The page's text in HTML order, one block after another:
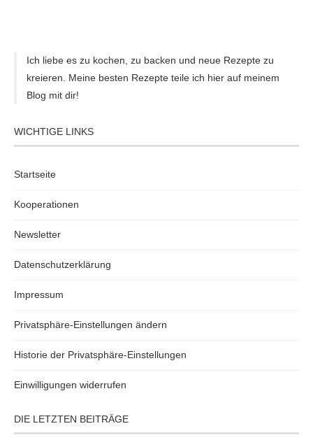
Ich liebe es zu kochen, zu backen und neue Rezepte zu
kreieren. Meine besten Rezepte teile ich hier auf meinem
Blog mit dir!
WICHTIGE LINKS
Startseite
Kooperationen
Newsletter
Datenschutzerklärung
Impressum
Privatsphäre-Einstellungen ändern
Historie der Privatsphäre-Einstellungen
Einwilligungen widerrufen
DIE LETZTEN BEITRÄGE